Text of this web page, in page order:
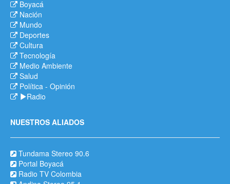
Boyacá
Nación
Mundo
Deportes
Cultura
Tecnología
Medio Ambiente
Salud
Política - Opinión
Radio
NUESTROS ALIADOS
Tundama Stereo 90.6
Portal Boyacá
Radio TV Colombia